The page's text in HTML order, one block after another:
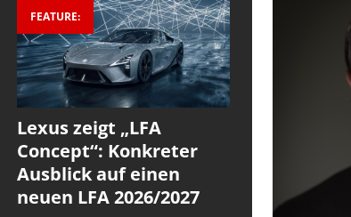
FEATURE:
Lexus zeigt „LFA
Concept“: Konkreter
Ausblick auf einen
neuen LFA 2026/2027